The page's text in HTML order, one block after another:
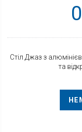
Стіл Джаз з
та